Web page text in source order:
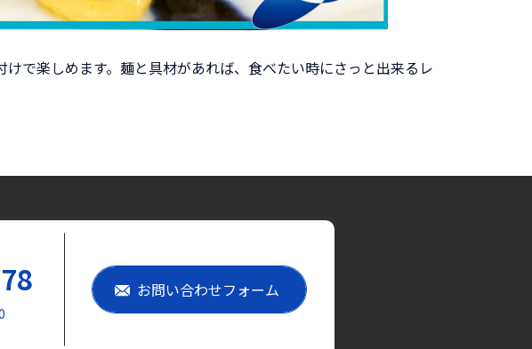
で楽しめます。麺と具材があれば、食べたい時にさっと出来るレ
お問い合わせフォーム